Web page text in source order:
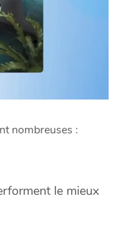
nombreuses :
le mieux